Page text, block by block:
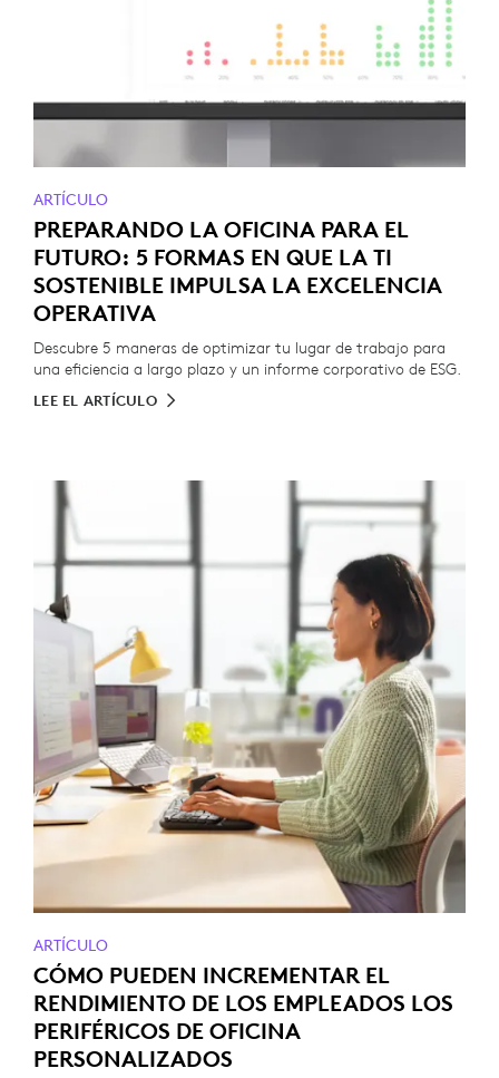
ARTÍCULO
PREPARANDO LA OFICINA PARA EL
FUTURO: 5 FORMAS EN QUE LA TI
SOSTENIBLE IMPULSA LA EXCELENCIA
OPERATIVA
Descubre 5 maneras de optimizar tu lugar de trabajo para
una eficiencia a largo plazo y un informe corporativo de ESG.
LEE EL ARTÍCULO
ARTÍCULO
CÓMO PUEDEN INCREMENTAR EL
RENDIMIENTO DE LOS EMPLEADOS LOS
PERIFÉRICOS DE OFICINA
PERSONALIZADOS